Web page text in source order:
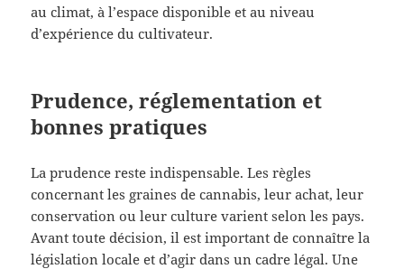
au climat, à l’espace disponible et au niveau
d’expérience du cultivateur.
Prudence, réglementation et
bonnes pratiques
La prudence reste indispensable. Les règles
concernant les graines de cannabis, leur achat, leur
conservation ou leur culture varient selon les pays.
Avant toute décision, il est important de connaître la
législation locale et d’agir dans un cadre légal. Une